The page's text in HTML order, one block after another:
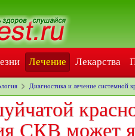
Лечение Лекарства
Диагностика и лечение системной
СКВ может